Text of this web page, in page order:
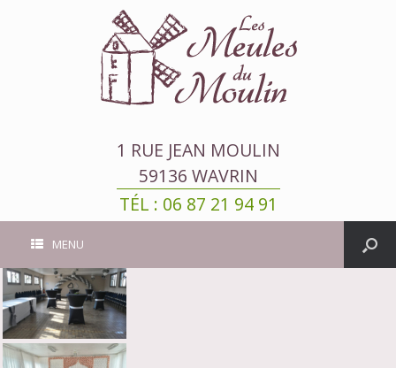
1 RUE JEAN MOULIN
59136 WAVRIN
TÉL : 06 87 21 94 91
MENU